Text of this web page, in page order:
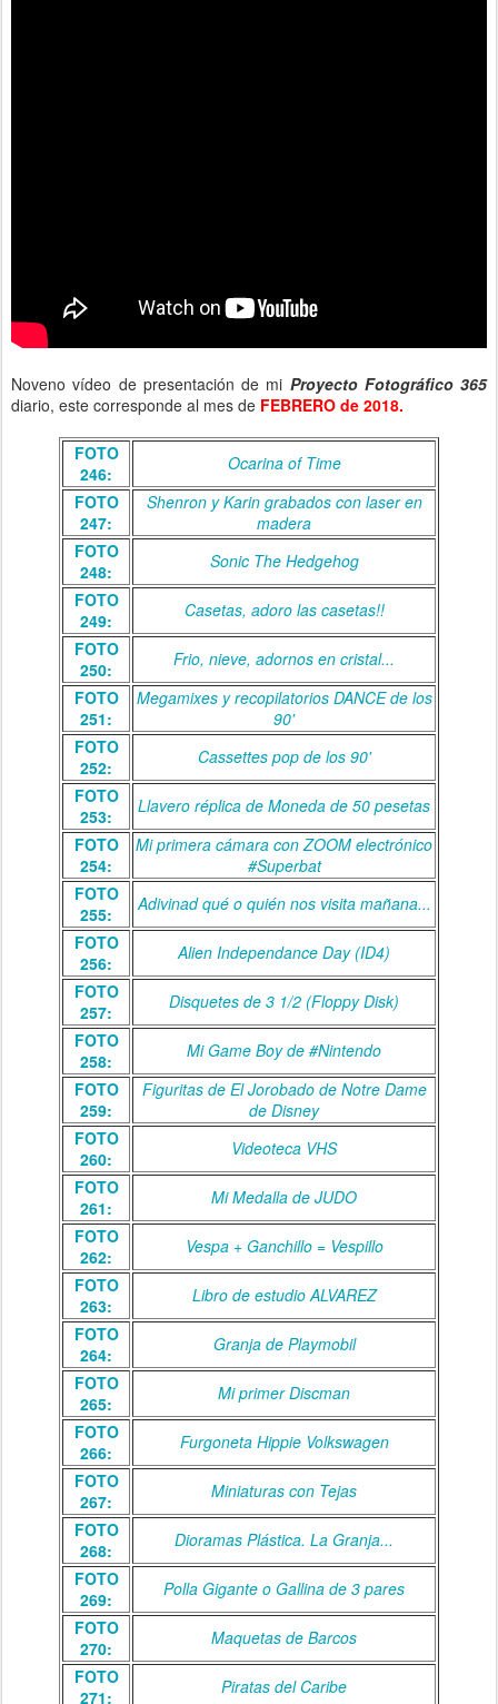
Noveno vídeo de presentación de mi Proyecto Fotográfico 365
diario, este corresponde al mes de FEBRERO de 2018.
FOTO
246:
Ocarina of Time
FOTO
247:
Shenron y Karin grabados con laser en
madera
FOTO
248:
Sonic The Hedgehog
FOTO
249:
Casetas, adoro las casetas!!
FOTO
250:
Frio, nieve, adornos en cristal...
FOTO
251:
Megamixes y recopilatorios DANCE de los
90'
FOTO
252:
Cassettes pop de los 90'
FOTO
253:
Llavero réplica de Moneda de 50 pesetas
FOTO
254:
Mi primera cámara con ZOOM electrónico
#Superbat
FOTO
255:
Adivinad qué o quién nos visita mañana...
FOTO
256:
Alien Independance Day (ID4)
FOTO
257:
Disquetes de 3 1/2 (Floppy Disk)
FOTO
258:
Mi Game Boy de #Nintendo
FOTO
259:
Figuritas de El Jorobado de Notre Dame
de Disney
FOTO
260:
Videoteca VHS
FOTO
261:
Mi Medalla de JUDO
FOTO
262:
Vespa + Ganchillo = Vespillo
FOTO
263:
Libro de estudio ALVAREZ
FOTO
264:
Granja de Playmobil
FOTO
265:
Mi primer Discman
FOTO
266:
Furgoneta Hippie Volkswagen
FOTO
267:
Miniaturas con Tejas
FOTO
268:
Dioramas Plástica. La Granja...
FOTO
269:
Polla Gigante o Gallina de 3 pares
FOTO
270:
Maquetas de Barcos
FOTO
271:
Piratas del Caribe